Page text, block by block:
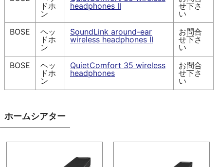
ドホ
ン
headphones II
せ下さ
い
BOSE
ヘッ
ドホ
ン
SoundLink around-ear
wireless headphones II
お問合
せ下さ
い
BOSE
ヘッ
ドホ
ン
QuietComfort 35 wireless
headphones
お問合
せ下さ
い
ホームシアター